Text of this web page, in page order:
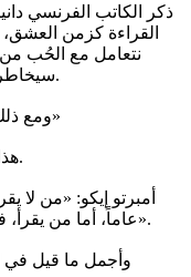
ذكر الكاتب الفرنسي
القراءة كزمن
نتعامل مع الحُب
سيخاطر ويعشق؟ من يملك الوقت ليكون عاشقاً؟.
ومع ذلك هل رأينا يوماً محباً لا يجد الوقت ليعشق؟»
هذا الكاتب يصوّر القراءة كالحب أسلوب حياة.
عاماً، أما من يقرأ، فيعش خمسة آلاف عام، القراءة أبدية أزلية».
وأجمل ما قيل في